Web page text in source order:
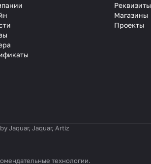
Реквизиты
Магазины
Проекты
Jaquar, Jaquar, Artiz
технологии.